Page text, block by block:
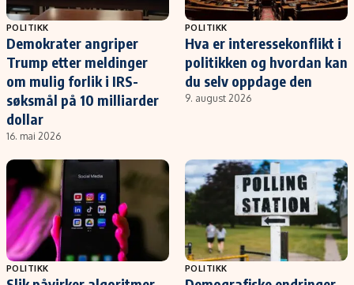
POLITIKK
Demokrater angriper
Trump etter meldinger
om mulig forlik i IRS-
søksmål på 10 milliarder
dollar
16. mai 2026
POLITIKK
Hva er interessekonflikt i
politikken og hvordan kan
du selv oppdage den
9. august 2026
POLITIKK POLITIKK